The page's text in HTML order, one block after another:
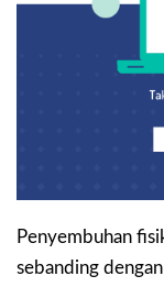
Penyembuhan
sebanding